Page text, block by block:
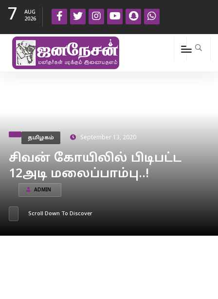
7
AUG
2026
தமிழகம் September 13, 2020
சிவன் கோயிலில் பிடிபட்ட
12அடி மலைப்பாம்பு..!
ADMIN
Scroll Down To Discover